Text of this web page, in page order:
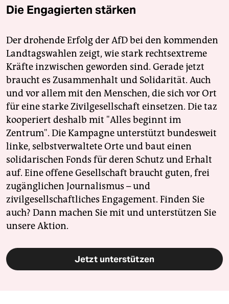
Die Engagierten stärken
Der drohende Erfolg der AfD bei den kommenden
Landtagswahlen zeigt, wie stark rechtsextreme
Kräfte inzwischen geworden sind. Gerade jetzt
braucht es Zusammenhalt und Solidarität. Auch
und vor allem mit den Menschen, die sich vor Ort
für eine starke Zivilgesellschaft einsetzen. Die taz
kooperiert deshalb mit "Alles beginnt im
Zentrum". Die Kampagne unterstützt bundesweit
linke, selbstverwaltete Orte und baut einen
solidarischen Fonds für deren Schutz und Erhalt
auf. Eine offene Gesellschaft braucht guten, frei
zugänglichen Journalismus – und
zivilgesellschaftliches Engagement. Finden Sie
auch? Dann machen Sie mit und unterstützen Sie
unsere Aktion.
Jetzt unterstützen